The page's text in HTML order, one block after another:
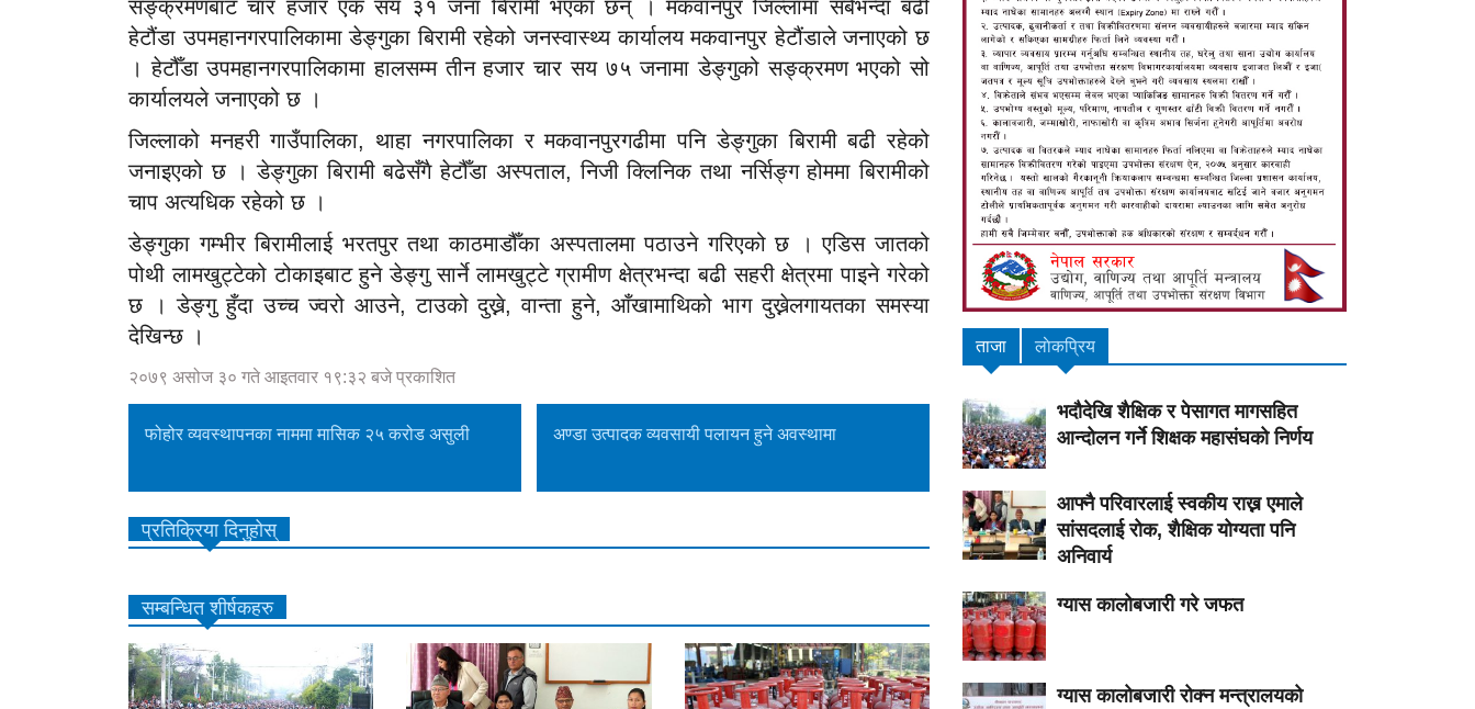
सङ्क्रमणबाट चार हजार एक सय ३१ जना बिरामी भएका छन् । मकवानपुर जिल्लामा सबैभन्दा बढी
हेटौंडा उपमहानगरपालिकामा डेङ्गुका बिरामी रहेको जनस्वास्थ्य कार्यालय मकवानपुर हेटौंडाले जनाएको छ
। हेटौँडा उपमहानगरपालिकामा हालसम्म तीन हजार चार सय ७५ जनामा डेङ्गुको सङ्क्रमण भएको सो
कार्यालयले जनाएको छ ।
जिल्लाको मनहरी गाउँपालिका, थाहा नगरपालिका र मकवानपुरगढीमा पनि डेङ्गुका बिरामी बढी रहेको
जनाइएको छ । डेङ्गुका बिरामी बढेसँगै हेटौँडा अस्पताल, निजी क्लिनिक तथा नर्सिङ्ग होममा बिरामीको
चाप अत्यधिक रहेको छ ।
डेङ्गुका गम्भीर बिरामीलाई भरतपुर तथा काठमाडौँका अस्पतालमा पठाउने गरिएको छ । एडिस जातको
पोथी लामखुट्टेको टोकाइबाट हुने डेङ्गु सार्ने लामखुट्टे ग्रामीण क्षेत्रभन्दा बढी सहरी क्षेत्रमा पाइने गरेको
छ । डेङ्गु हुँदा उच्च ज्वरो आउने, टाउको दुख्ने, वान्ता हुने, आँखामाथिको भाग दुख्नेलगायतका समस्या
देखिन्छ ।
२०७९ असोज ३० गते आइतवार १९:३२ बजे प्रकाशित
फोहोर व्यवस्थापनका नाममा मासिक २५ करोड असुली अण्डा उत्पादक व्यवसायी पलायन हुने अवस्थामा
प्रतिक्रिया दिनुहोस्
सम्बन्धित शीर्षकहरु
ताजा लाेकप्रिय
भदौदेखि शैक्षिक र पेसागत मागसहित
आन्दोलन गर्ने शिक्षक महासंघको निर्णय
आफ्नै परिवारलाई स्वकीय राख्न एमाले
सांसदलाई रोक, शैक्षिक योग्यता पनि
अनिवार्य
ग्यास कालोबजारी गरे जफत
ग्यास कालोबजारी रोक्न मन्त्रालयको